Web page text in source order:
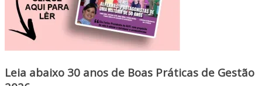
Leia abaixo 30 anos de Boas Práticas de Gestão